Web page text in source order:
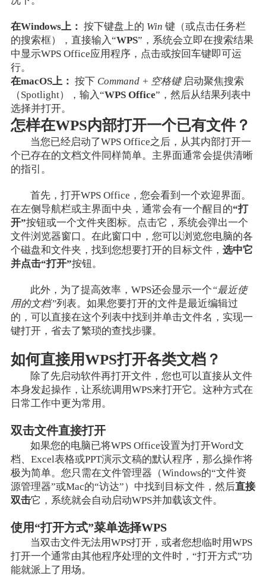
在Windows上： 按下键盘上的 Win 键（或点击任务栏
的搜索框），直接输入“WPS”，系统会立即在搜索结果
中显示WPS Office应用程序，点击或按回车键即可运
行。
在macOS上： 按下 Command + 空格键启动聚焦搜索
（Spotlight），输入“WPS Office”，然后从结果列表中
选择并打开。
怎样在WPS内部打开一个已有文件？
当您已经启动了WPS Office之后，从其内部打开一
个已存在的文档文件同样简单。主界面通常会提供清晰
的指引。
首先，打开WPS Office，您会看到一个欢迎界面。
在左侧导航栏或主界面中央，通常会有一个醒目的“打
开”按钮或一个文件夹图标。点击它，系统会弹出一个
文件浏览器窗口。在此窗口中，您可以浏览您电脑的各
个磁盘和文件夹，找到您想要打开的目标文件， 选中它
并点击“打开”按钮。
此外，为了提高效率，WPS还会显示一个“最近使
用的文档”列表。如果您要打开的文件是最近编辑过
的，可以直接在这个列表中找到并单击文件名，实现一
键打开，省去了繁琐的查找步骤。
如何直接用WPS打开各类文档？
除了先启动软件再打开文件，您也可以直接从文件
本身发起操作，让系统调用WPS来打开它。这种方式在
日常工作中更为常用。
双击文件直接打开
如果您的电脑已将WPS Office设置为打开Word文
档、Excel表格或PPT演示文稿的默认程序，那么操作将
极为简单。您只需在文件管理器（Windows的“文件资
源管理器”或Mac的“访达”）中找到目标文件，然后直接
双击它，系统就会自动启动WPS并加载该文件。
使用“打开方式”菜单选择WPS
当双击文件无法用WPS打开，或者您想临时用WPS
打开一个通常由其他程序处理的文件时，“打开方式”功
能就派上了用场。